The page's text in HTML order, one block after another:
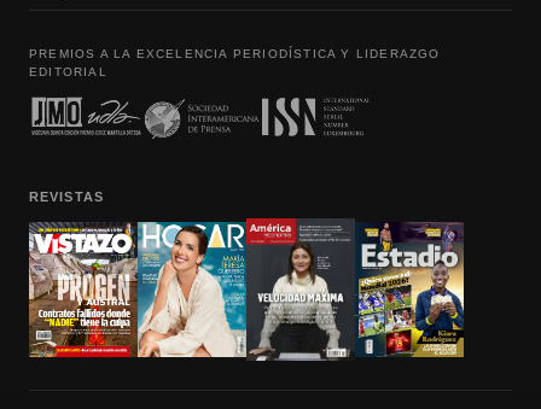
PREMIOS A LA EXCELENCIA PERIODÍSTICA Y LIDERAZGO
EDITORIAL
REVISTAS